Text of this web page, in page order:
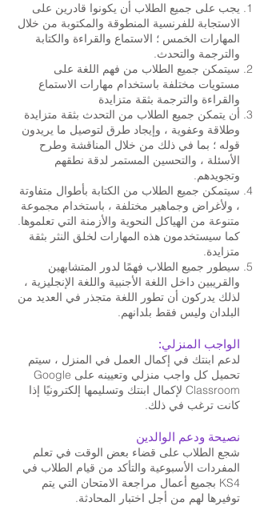
يجب على جميع الطلاب أن يكونوا قادرين على
الاستجابة للفرنسية المنطوقة والمكتوبة من خلال
المهارات الخمس ؛ الاستماع والقراءة والكتابة
والترجمة والتحدث.
سيتمكن جميع الطلاب من فهم اللغة على
مستويات مختلفة باستخدام مهارات الاستماع
والقراءة والترجمة بثقة متزايدة
أن يتمكن جميع الطلاب من التحدث بثقة متزايدة
وطلاقة وعفوية ، وإيجاد طرق لتوصيل ما يريدون
قوله ؛ بما في ذلك من خلال المناقشة وطرح
الأسئلة ، والتحسين المستمر لدقة نطقهم
وتجويدهم.
سيتمكن جميع الطلاب من الكتابة بأطوال متفاوتة
، ولأغراض وجماهير مختلفة ، باستخدام مجموعة
متنوعة من الهياكل النحوية والأزمنة التي تعلموها.
كما سيستخدمون هذه المهارات لخلق النثر بثقة
متزايدة.
سيطور جميع الطلاب فهمًا لدور المتشابهين
والقريبين داخل اللغة الأجنبية واللغة الإنجليزية ،
لذلك يدركون أن تطور اللغة متجذر في العديد من
البلدان وليس فقط بلدانهم.
الواجب المنزلي:
لدعم ابنتك في إكمال العمل في المنزل ، سيتم
تحميل كل واجب منزلي وتعيينه على Google
Classroom لإكمال ابنتك وتسليمها إلكترونيًا إذا
كانت ترغب في ذلك.
نصيحة ودعم الوالدين
شجع الطلاب على قضاء بعض الوقت في تعلم
المفردات الأسبوعية والتأكد من قيام الطلاب في
KS4 بجميع أعمال مراجعة الامتحان التي يتم
توفيرها لهم من أجل اختبار المحادثة.